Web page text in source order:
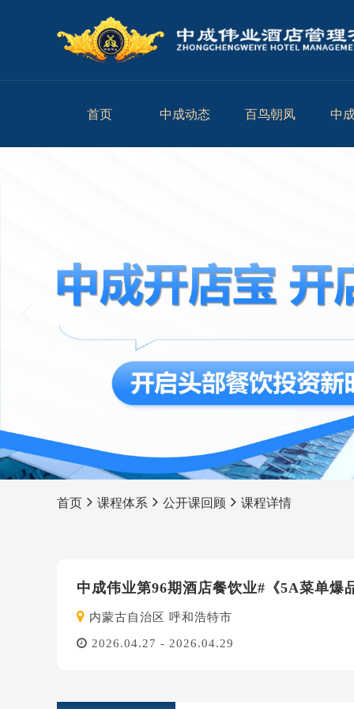
首页 中成动态 百鸟朝凤 中
首页 课程体系 公开课回顾 课程详情
中成伟业第96期酒店餐饮业#《5A菜单爆
内蒙古自治区 呼和浩特市
2026.04.27 - 2026.04.29